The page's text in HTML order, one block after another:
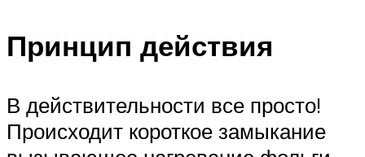
Принцип действия
В действительности все просто!
Происходит короткое замыкание